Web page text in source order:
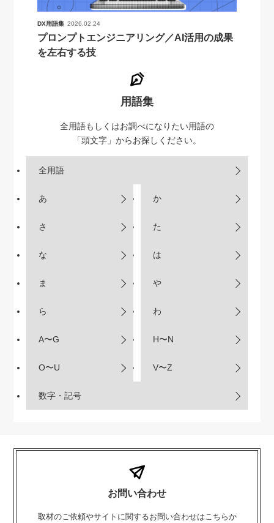
DX用語集 2026.02.24
プロンプトエンジニアリング／AI活用の成果
を左右する技
用語集
全用語もしくはお調べになりたい用語の
「頭文字」からお探しください。
全用語
あ か
さ た
な は
ま や
ら わ
A〜G H〜N
O〜U V〜Z
数字・記号
お問い合わせ
取材のご依頼やサイトに関するお問い合わせはこちらか